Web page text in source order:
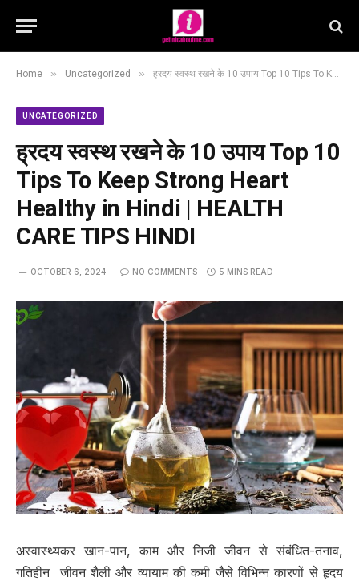
Home » Uncategorized » ह्रदय स्वस्थ रखने के 10 उपाय Top 10 Tips To Keep Strong Heart Healthy in Hindi | HEALTH CARE TIPS HINDI
UNCATEGORIZED
ह्रदय स्वस्थ रखने के 10 उपाय Top 10
Tips To Keep Strong Heart
Healthy in Hindi | HEALTH
CARE TIPS HINDI
OCTOBER 6, 2024 NO COMMENTS 5 MINS READ
अस्वास्थ्यकर खान-पान, काम और निजी जीवन से संबंधित-तनाव,
गतिहीन जीवन शैली और व्यायाम की कमी जैसे विभिन्न कारणों से हृदय